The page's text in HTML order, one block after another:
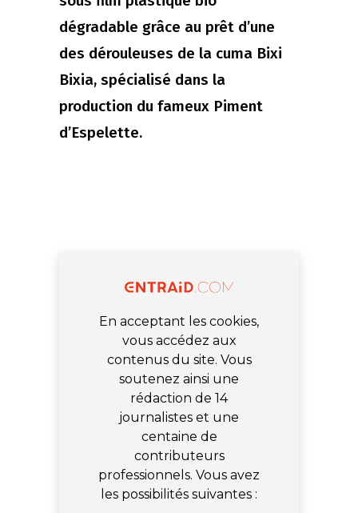
dégradable grâce au prêt d’une
des dérouleuses de la cuma Bixi
Bixia, spécialisé dans la
production du fameux Piment
d’Espelette.
En acceptant les cookies,
vous accédez aux
contenus du site. Vous
soutenez ainsi une
rédaction de 14
journalistes et une
centaine de
contributeurs
professionnels. Vous avez
les possibilités suivantes :